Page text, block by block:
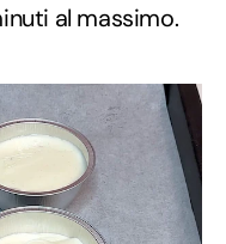
al massimo.